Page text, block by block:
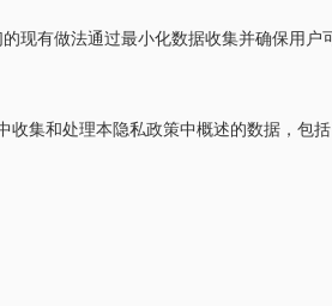
现有做法通过最小化数据收集并确保用
集和处理本隐私政策中概述的数据，包括